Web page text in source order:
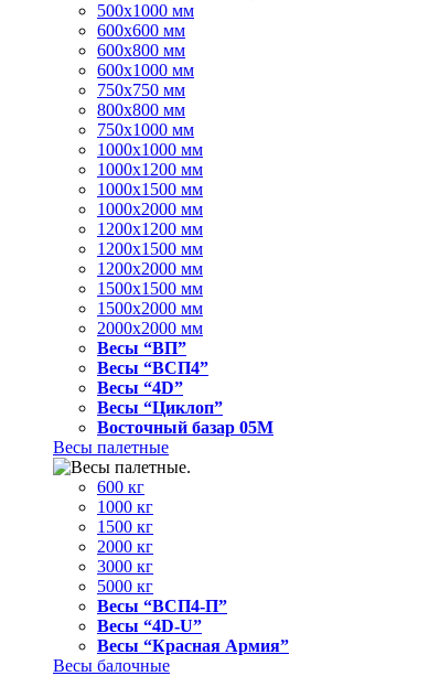
500x1000 мм
600x600 мм
600x800 мм
600x1000 мм
750x750 мм
800x800 мм
750x1000 мм
1000x1000 мм
1000x1200 мм
1000x1500 мм
1000x2000 мм
1200x1200 мм
1200x1500 мм
1200x2000 мм
1500x1500 мм
1500x2000 мм
2000x2000 мм
Весы “ВП”
Весы “ВСП4”
Весы “4D”
Весы “Циклоп”
Восточный базар 05M
Весы палетные
600 кг
1000 кг
1500 кг
2000 кг
3000 кг
5000 кг
Весы “ВСП4-П”
Весы “4D-U”
Весы “Красная Армия”
Весы балочные